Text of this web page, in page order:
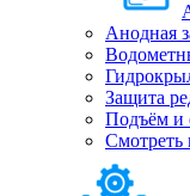
Анодная
Защита
Подъём и
Смотреть